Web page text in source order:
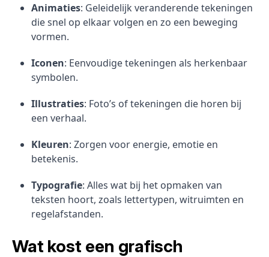
Animaties: Geleidelijk veranderende tekeningen
die snel op elkaar volgen en zo een beweging
vormen.
Iconen: Eenvoudige tekeningen als herkenbaar
symbolen.
Illustraties: Foto’s of tekeningen die horen bij
een verhaal.
Kleuren: Zorgen voor energie, emotie en
betekenis.
Typografie: Alles wat bij het opmaken van
teksten hoort, zoals lettertypen, witruimten en
regelafstanden.
Wat kost een grafisch